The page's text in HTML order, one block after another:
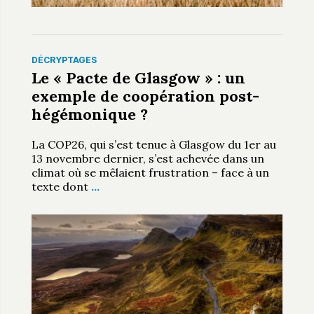
DÉCRYPTAGES
Le « Pacte de Glasgow » : un
exemple de coopération post-
hégémonique ?
La COP26, qui s’est tenue à Glasgow du 1er au
13 novembre dernier, s’est achevée dans un
climat où se mêlaient frustration – face à un
texte dont …